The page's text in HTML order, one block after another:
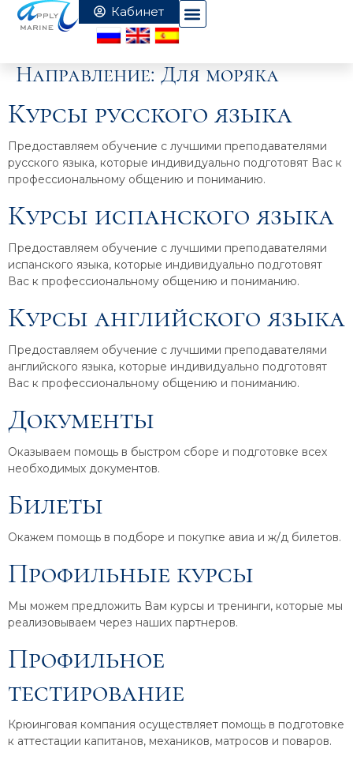
Направление: Для моряка
Курсы русского языка
Предоставляем обучение с лучшими преподавателями
русского языка, которые индивидуально подготовят Вас к
профессиональному общению и пониманию.
Курсы испанского языка
Предоставляем обучение с лучшими преподавателями
испанского языка, которые индивидуально подготовят
Вас к профессиональному общению и пониманию.
Курсы английского языка
Предоставляем обучение с лучшими преподавателями
английского языка, которые индивидуально подготовят
Вас к профессиональному общению и пониманию.
Документы
Оказываем помощь в быстром сборе и подготовке всех
необходимых документов.
Билеты
Окажем помощь в подборе и покупке авиа и ж/д билетов.
Профильные курсы
Мы можем предложить Вам курсы и тренинги, которые мы
реализовываем через наших партнеров.
Профильное
тестирование
Крюинговая компания осуществляет помощь в подготовке
к аттестации капитанов, механиков, матросов и поваров.